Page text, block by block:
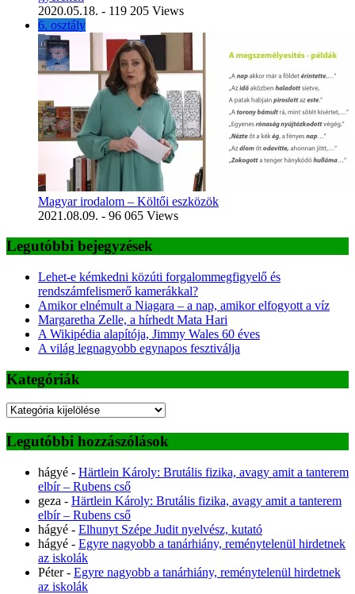
2020.05.18. - 119 205 Views
6. osztály
Magyar irodalom – Költői eszközök
2021.08.09. - 96 065 Views
Legutóbbi bejegyzések
Lehet-e kémkedni közúti forgalommegfigyelő és
rendszámfelismerő kamerákkal?
Amikor elnémult a Niagara – a nap, amikor elfogyott a víz
Margaretha Zelle, a hírhedt Mata Hari
A Wikipédia alapítója, Jimmy Wales 60 éves
A világ legnagyobb egynapos fesztiválja
Kategóriák
Kategóriák
Legutóbbi hozzászólások
hágyé - Härtlein Károly: Brutális fizika, avagy amit a tanterem
elbír – Rubens cső
geza - Härtlein Károly: Brutális fizika, avagy amit a tanterem
elbír – Rubens cső
hágyé - Elhunyt Szépe Judit nyelvész, kutató
hágyé - Egyre nagyobb a tanárhiány, reménytelenül hirdetnek
az iskolák
Péter- Egyre nagyobb a tanárhiány, reménytelenül hirdetnek
az iskolák